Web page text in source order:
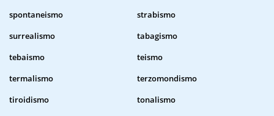
spontaneismo
strabismo
surrealismo
tabagismo
tebaismo
teismo
termalismo
terzomondismo
tiroidismo
tonalismo